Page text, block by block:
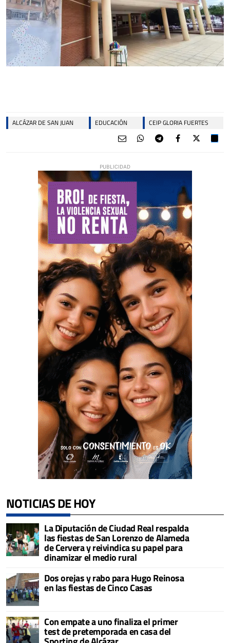
ALCÁZAR DE SAN JUAN EDUCACIÓN CEIP GLORIA FUERTES
NOTICIAS DE HOY
La Diputación de Ciudad Real respalda
las fiestas de San Lorenzo de Alameda
de Cervera y reivindica su papel para
dinamizar el medio rural
Dos orejas y rabo para Hugo Reinosa
en las fiestas de Cinco Casas
Con empate a uno finaliza el primer
test de pretemporada en casa del